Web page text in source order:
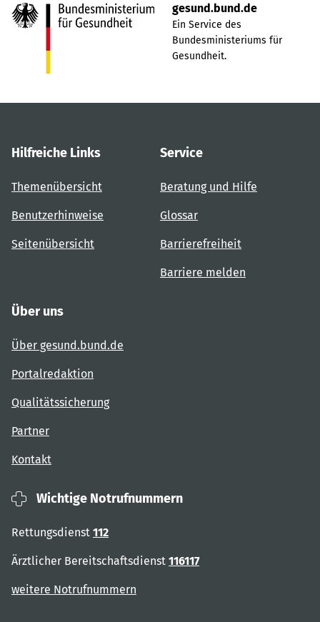
gesund.bund.de
Ein Service des
Bundesministeriums für
Gesundheit.
Hilfreiche Links
Themenübersicht
Benutzerhinweise
Seitenübersicht
Service
Beratung und Hilfe
Glossar
Barrierefreiheit
Barriere melden
Über uns
Über gesund.bund.de
Portalredaktion
Qualitätssicherung
Partner
Kontakt
Wichtige Notrufnummern
Rettungsdienst 112
Ärztlicher Bereitschaftsdienst 116117
weitere Notrufnummern